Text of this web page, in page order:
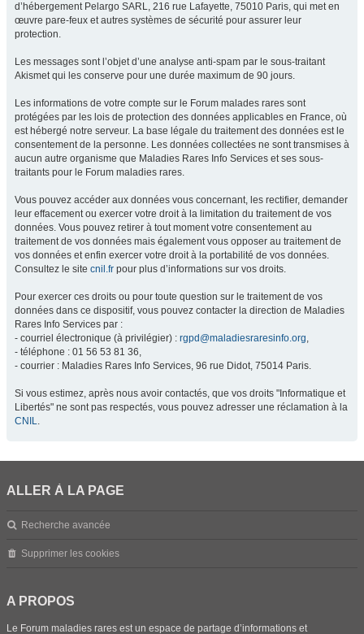
d’hébergement Pelargo SARL, 216 rue Lafayette, 75010 Paris, qui met en
œuvre pare-feux et autres systèmes de sécurité pour assurer leur
protection.
Les messages sont l’objet d’une analyse anti-spam par le sous-traitant
Akismet qui les conserve pour une durée maximum de 90 jours.
Les informations de votre compte sur le Forum malades rares sont
protégées par les lois de protection des données applicables en France, où
est hébergé notre serveur. La base légale du traitement des données est le
consentement de la personne. Les données collectées ne sont transmises à
aucun autre organisme que Maladies Rares Info Services et ses sous-
traitants pour le Forum maladies rares.
Vous pouvez accéder aux données vous concernant, les rectifier, demander
leur effacement ou exercer votre droit à la limitation du traitement de vos
données. Vous pouvez retirer à tout moment votre consentement au
traitement de vos données mais également vous opposer au traitement de
vos données et enfin exercer votre droit à la portabilité de vos données.
Consultez le site cnil.fr pour plus d’informations sur vos droits.
Pour exercer ces droits ou pour toute question sur le traitement de vos
données dans ce dispositif, vous pouvez contacter la direction de Maladies
Rares Info Services par :
- courriel électronique (à privilégier) : rgpd@maladiesraresinfo.org,
- téléphone : 01 56 53 81 36,
- courrier : Maladies Rares Info Services, 96 rue Didot, 75014 Paris.
Si vous estimez, après nous avoir contactés, que vos droits "Informatique et
Libertés" ne sont pas respectés, vous pouvez adresser une réclamation à la
CNIL.
ALLER À LA PAGE
Recherche avancée
Supprimer les cookies
A PROPOS
Le Forum maladies rares est un espace de partage d’informations et